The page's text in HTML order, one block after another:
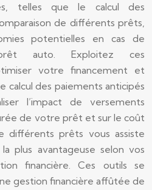
telles que le calcul des
de différents prêts,
potentielles en cas de
auto. Exploitez ces
votre financement et
calcul des paiements anticipés
l’impact de versements
de votre prêt et sur le coût
différents prêts vous assiste
plus avantageuse selon vos
financière. Ces outils se
gestion financière affûtée de